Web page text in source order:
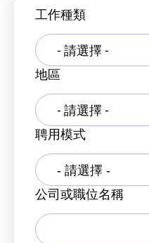
工作種類
- 請選擇 -
地區
- 請選擇 -
聘用模式
公司或職位名稱